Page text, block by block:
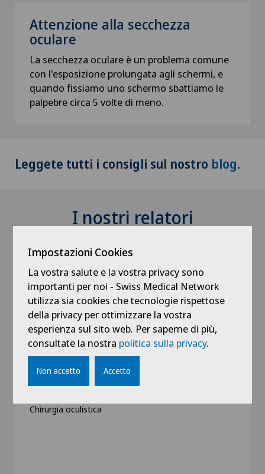
Attenzione alla secchezza
oculare
La secchezza oculare è un problema comune
con l'esposizione prolungata agli schermi, e
quando fissiamo uno schermo sbattiamo le
palpebre circa 5 volte di meno.
Leggete tutti i consigli sul nostro blog.
I nostri relatori
Swiss Visio
Med. pract. Victoire Hurand
Chirurgia oculistica
Impostazioni Cookies
La vostra salute e la vostra privacy sono
importanti per noi - Swiss Medical Network
utilizza sia cookies che tecnologie rispettose
della privacy per ottimizzare la vostra
esperienza sul sito web. Per saperne di più,
consultate la nostra politica sulla privacy.
Non accetto Accetto